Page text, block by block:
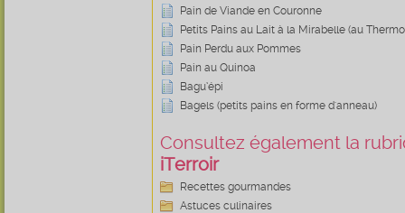
Pain de Viande en Couronne
Petits Pains au Lait à la Mirabelle (au
Pain Perdu aux Pommes
Pain au Quinoa
Bagu’épi
Bagels (petits pains en forme d'anneau)
Consultez également la
iTerroir
Recettes gourmandes
Astuces culinaires